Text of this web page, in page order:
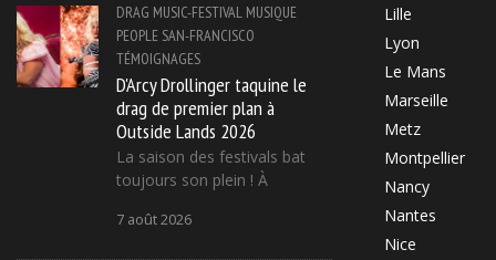
DRAG MUSIC-FESTIVAL MUSIQUE
PEOPLE SAN-FRANCISCO
TÉMOIGNAGES
D'Arcy Drollinger taquine le
drag de premier plan à
Outside Lands 2026
La saison des festivals bat
toujours son plein ! À
7 août 2026
Lille
Lyon
Le Mans
Marseille
Metz
Montpellier
Nancy
Nantes
Nice